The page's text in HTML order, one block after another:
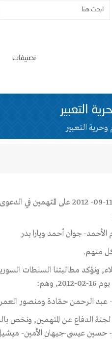
تصنيفات
التعبير
التعبير
جوان أحمد ويارا بدر
كل منهم.
ونؤكد مطالبتنا السلطات
وهم:
عبد الرحمن حمّادة ومنصور
الدفاع عن المتهمين, ونخص
حسين عيسى-جيهان الأمين-